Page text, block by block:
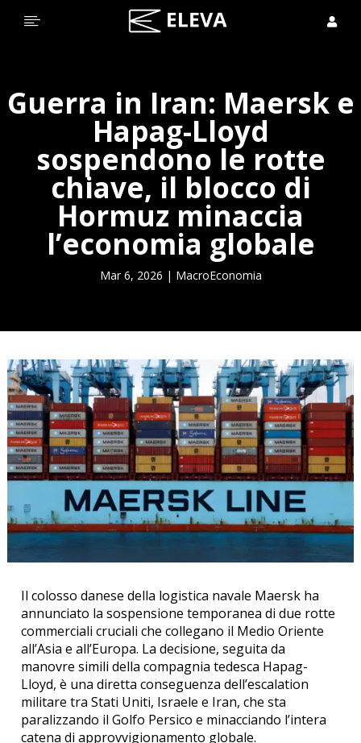
 
Guerra in Iran: Maersk e
Hapag-Lloyd
sospendono le rotte
chiave, il blocco di
Hormuz minaccia
l’economia globale
Mar 6, 2026 | MacroEconomia
Il colosso danese della logistica navale Maersk ha
annunciato la sospensione temporanea di due rotte
commerciali cruciali che collegano il Medio Oriente
all’Asia e all’Europa. La decisione, seguita da
manovre simili della compagnia tedesca Hapag-
Lloyd, è una diretta conseguenza dell’escalation
militare tra Stati Uniti, Israele e Iran, che sta
paralizzando il Golfo Persico e minacciando l’intera
catena di approvvigionamento globale.